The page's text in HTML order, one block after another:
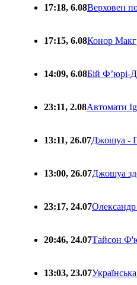
17:18, 6.08Верховен
17:15, 6.08Конор
14:09, 6.08Бій Ф’юрі-
23:11, 2.08Автомати
13:11, 26.07Джошуа -
13:00, 26.07Джошуа
23:17, 24.07
20:46, 24.07Тайсон
13:03, 23.07